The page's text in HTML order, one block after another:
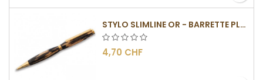
STYLO SLIMLINE OR - BARRETTE PLATE
4,70 CHF